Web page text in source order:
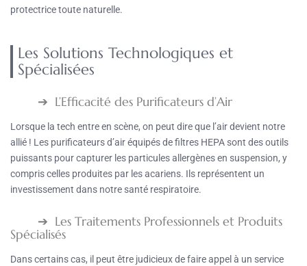
protectrice toute naturelle.
Les Solutions Technologiques et
Spécialisées
L’Efficacité des Purificateurs d’Air
Lorsque la tech entre en scène, on peut dire que l’air devient notre
allié ! Les purificateurs d’air équipés de filtres HEPA sont des outils
puissants pour capturer les particules allergènes en suspension, y
compris celles produites par les acariens. Ils représentent un
investissement dans notre santé respiratoire.
Les Traitements Professionnels et Produits
Spécialisés
Dans certains cas, il peut être judicieux de faire appel à un service